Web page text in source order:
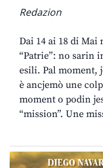
Redazion
Dai 14 ai 18 di
“Patrie”: no sarin
esili. Pal moment,
è ancjemò une
moment o podin
“mission”. Une